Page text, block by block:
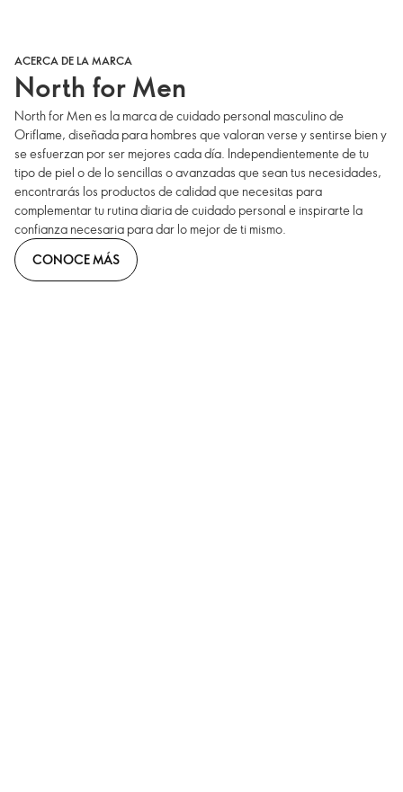
ACERCA DE LA MARCA
North for Men
North for Men es la marca de cuidado personal masculino de
Oriflame, diseñada para hombres que valoran verse y sentirse bien y
se esfuerzan por ser mejores cada día. Independientemente de tu
tipo de piel o de lo sencillas o avanzadas que sean tus necesidades,
encontrarás los productos de calidad que necesitas para
complementar tu rutina diaria de cuidado personal e inspirarte la
confianza necesaria para dar lo mejor de ti mismo.
CONOCE MÁS